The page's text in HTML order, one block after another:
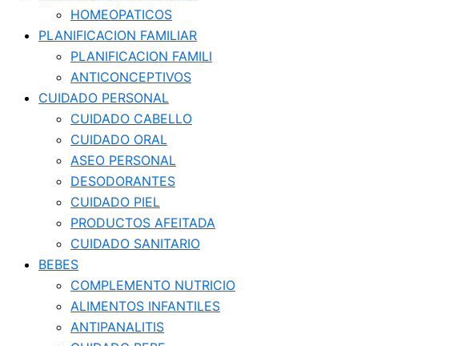
HOMEOPATICOS
PLANIFICACION FAMILIAR
PLANIFICACION FAMILI
ANTICONCEPTIVOS
CUIDADO PERSONAL
CUIDADO CABELLO
CUIDADO ORAL
ASEO PERSONAL
DESODORANTES
CUIDADO PIEL
PRODUCTOS AFEITADA
CUIDADO SANITARIO
BEBES
COMPLEMENTO NUTRICIO
ALIMENTOS INFANTILES
ANTIPANALITIS